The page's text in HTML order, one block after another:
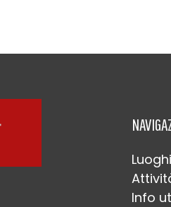
Luoghi
Info